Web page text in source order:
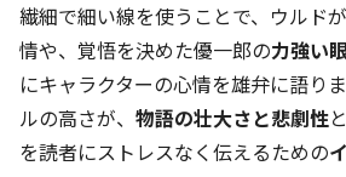
繊細で細い線を使うことで、ウルド
情や、覚悟を決めた優一郎の力強い
にキャラクターの心情を雄弁に語り
ルの高さが、 物語の壮大さと悲劇性
を読者にストレスなく伝えるための